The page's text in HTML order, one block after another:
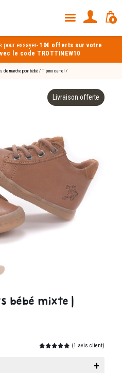
pour essayer-10€ offerts sur votre
le code TROTTINEW10
0
de marche pour bébé/ Tipino camel /
bébé mixte |
(1 avis client)